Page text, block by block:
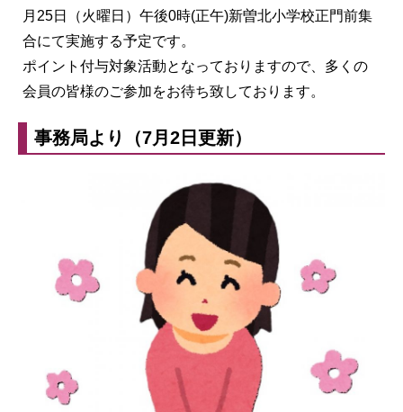
月25日（火曜日）午後0時(正午)新曽北小学校正門前集
合にて実施する予定です。
ポイント付与対象活動となっておりますので、多くの
会員の皆様のご参加をお待ち致しております。
事務局より（7月2日更新）